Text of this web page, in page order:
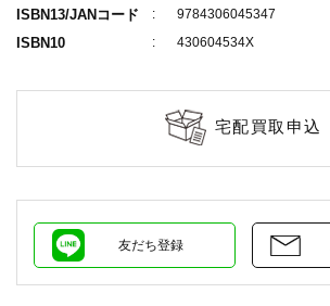
ISBN13/JANコード 9784306045347
ISBN10 430604534X
宅配買取申込
友だち登録